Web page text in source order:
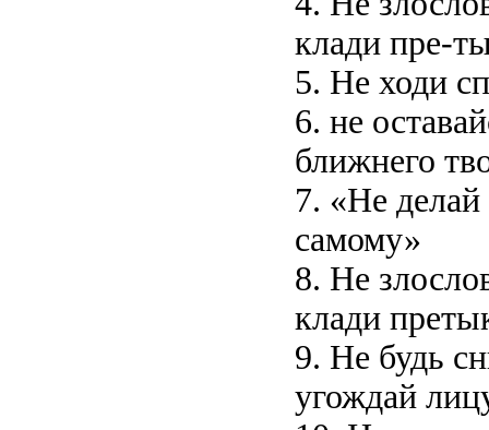
клади пре-
5. Не ходи
6. не
ближнего
7. «Не делай
самому»
8. Не
клади
9. Не будь
угождай